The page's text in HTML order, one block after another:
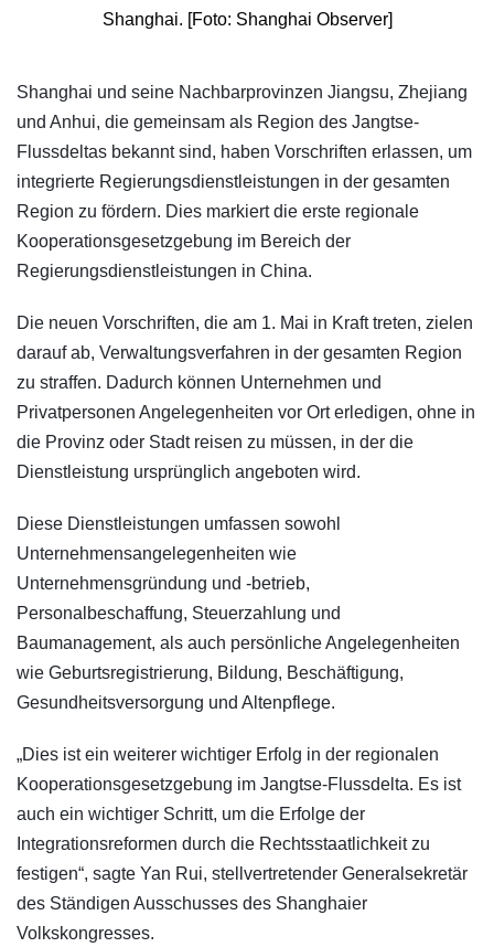
Shanghai. [Foto: Shanghai Observer]
Shanghai und seine Nachbarprovinzen Jiangsu, Zhejiang
und Anhui, die gemeinsam als Region des Jangtse-
Flussdeltas bekannt sind, haben Vorschriften erlassen, um
integrierte Regierungsdienstleistungen in der gesamten
Region zu fördern. Dies markiert die erste regionale
Kooperationsgesetzgebung im Bereich der
Regierungsdienstleistungen in China.
Die neuen Vorschriften, die am 1. Mai in Kraft treten, zielen
darauf ab, Verwaltungsverfahren in der gesamten Region
zu straffen. Dadurch können Unternehmen und
Privatpersonen Angelegenheiten vor Ort erledigen, ohne in
die Provinz oder Stadt reisen zu müssen, in der die
Dienstleistung ursprünglich angeboten wird.
Diese Dienstleistungen umfassen sowohl
Unternehmensangelegenheiten wie
Unternehmensgründung und -betrieb,
Personalbeschaffung, Steuerzahlung und
Baumanagement, als auch persönliche Angelegenheiten
wie Geburtsregistrierung, Bildung, Beschäftigung,
Gesundheitsversorgung und Altenpflege.
„Dies ist ein weiterer wichtiger Erfolg in der regionalen
Kooperationsgesetzgebung im Jangtse-Flussdelta. Es ist
auch ein wichtiger Schritt, um die Erfolge der
Integrationsreformen durch die Rechtsstaatlichkeit zu
festigen“, sagte Yan Rui, stellvertretender Generalsekretär
des Ständigen Ausschusses des Shanghaier
Volkskongresses.